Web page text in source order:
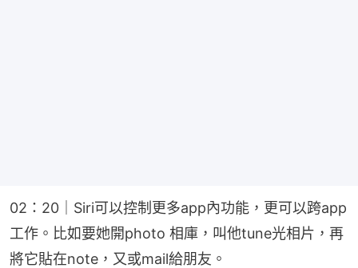
02：20｜Siri可以控制更多app內功能，更可以跨app
工作。比如要她開photo 相庫，叫他tune光相片，再
將它貼在note，又或mail給朋友。